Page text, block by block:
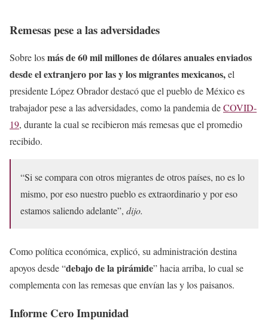
Remesas pese a las adversidades
Sobre losmás de 60 mil millones de dólares anuales enviados
desde el extranjero por las y los migrantes mexicanos,el
presidente López Obrador destacó que el pueblo de México es
trabajador pese a las adversidades, como la pandemia deCOVID-
19, durante la cual se recibieron más remesas que el promedio
recibido.
“Si se compara con otros migrantes de otros países, no es lo
mismo, por eso nuestro pueblo es extraordinario y por eso
estamos saliendo adelante”, dijo.
Como política económica, explicó, su administración destina
apoyos desde “debajo de la pirámide” hacia arriba, lo cual se
complementa con las remesas que envían las y los paisanos.
Informe Cero Impunidad